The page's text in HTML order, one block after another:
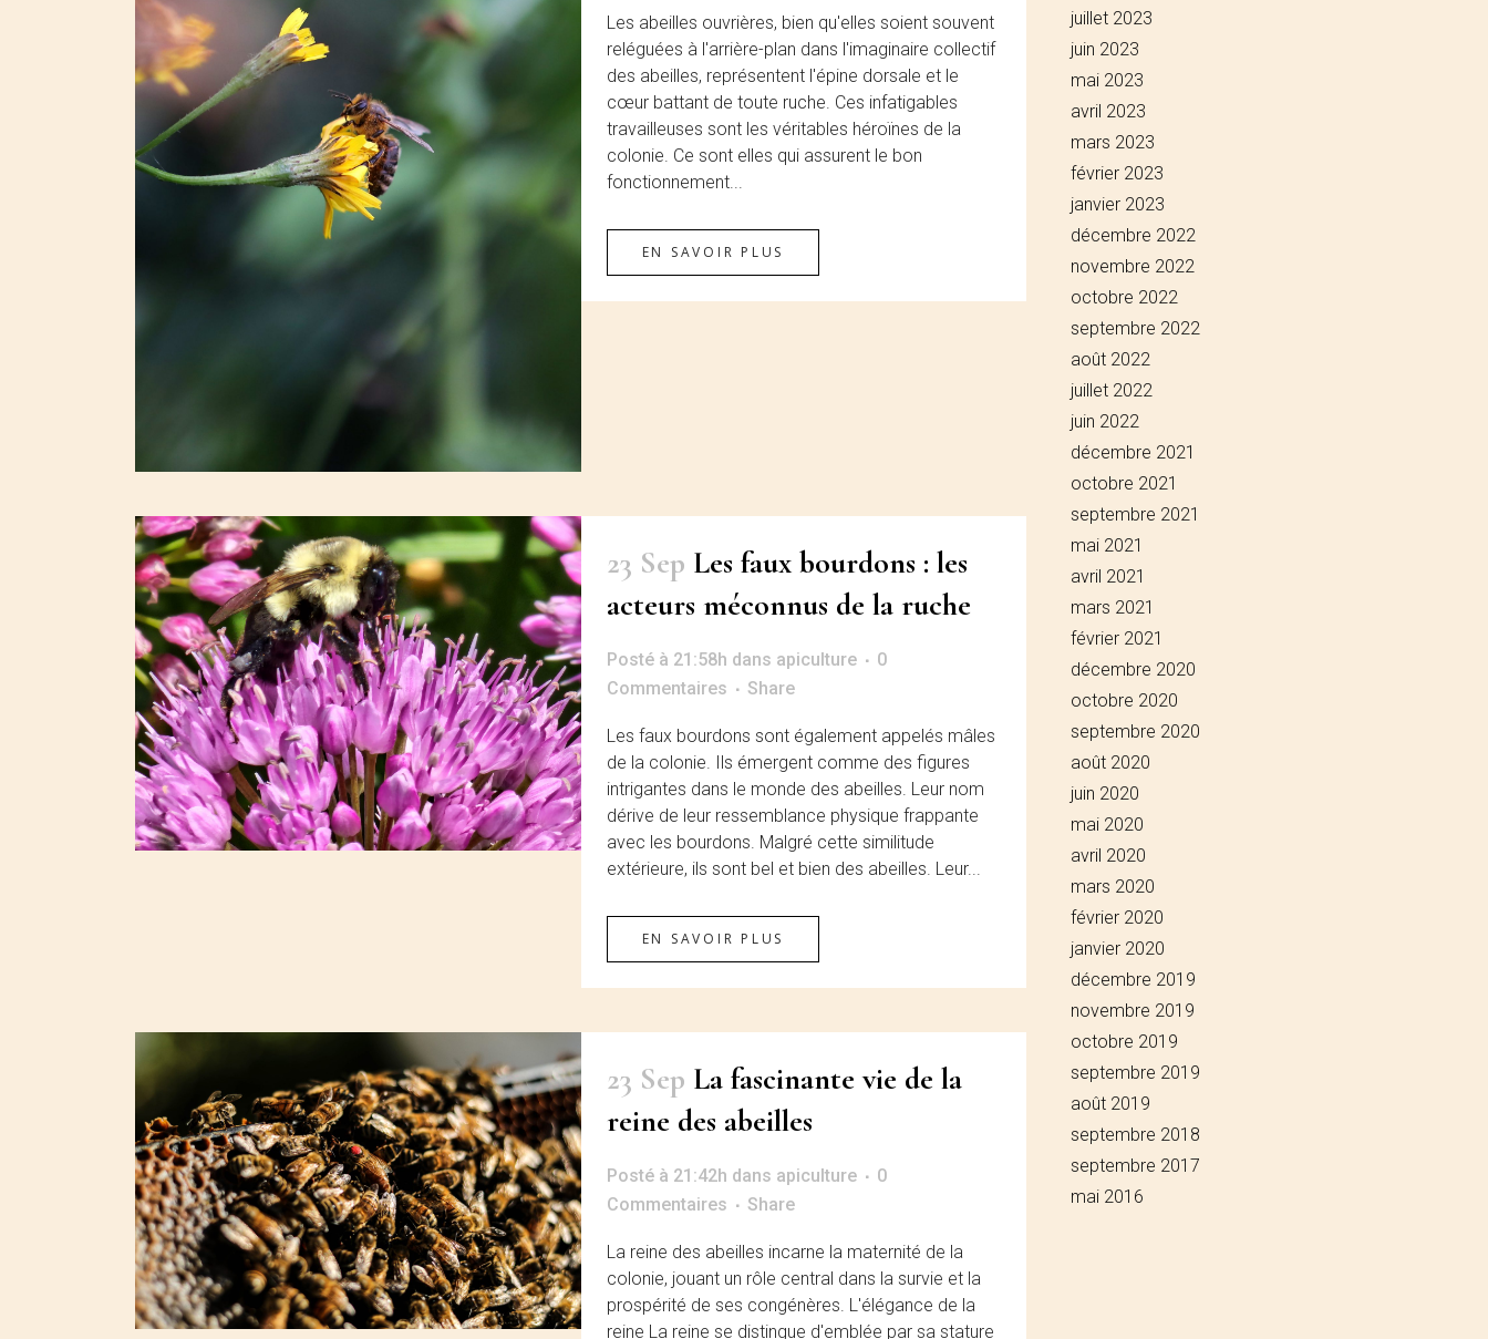
Les abeilles ouvrières, bien qu'elles soient souvent
reléguées à l'arrière-plan dans l'imaginaire collectif
des abeilles, représentent l'épine dorsale et le
cœur battant de toute ruche. Ces infatigables
travailleuses sont les véritables héroïnes de la
colonie. Ce sont elles qui assurent le bon
fonctionnement...
EN SAVOIR PLUS
23 Sep Les faux bourdons : les
acteurs méconnus de la ruche
Posté à 21:58h dans apiculture
0
Commentaires
Share
Les faux bourdons sont également appelés mâles
de la colonie. Ils émergent comme des figures
intrigantes dans le monde des abeilles. Leur nom
dérive de leur ressemblance physique frappante
avec les bourdons. Malgré cette similitude
extérieure, ils sont bel et bien des abeilles. Leur...
EN SAVOIR PLUS
23 Sep La fascinante vie de la
reine des abeilles
Posté à 21:42h dans apiculture
0
Commentaires
Share
La reine des abeilles incarne la maternité de la
colonie, jouant un rôle central dans la survie et la
prospérité de ses congénères. L'élégance de la
reine La reine se distingue d'emblée par sa stature
juillet 2023
juin 2023
mai 2023
avril 2023
mars 2023
février 2023
janvier 2023
décembre 2022
novembre 2022
octobre 2022
septembre 2022
août 2022
juillet 2022
juin 2022
décembre 2021
octobre 2021
septembre 2021
mai 2021
avril 2021
mars 2021
février 2021
décembre 2020
octobre 2020
septembre 2020
août 2020
juin 2020
mai 2020
avril 2020
mars 2020
février 2020
janvier 2020
décembre 2019
novembre 2019
octobre 2019
septembre 2019
août 2019
septembre 2018
septembre 2017
mai 2016